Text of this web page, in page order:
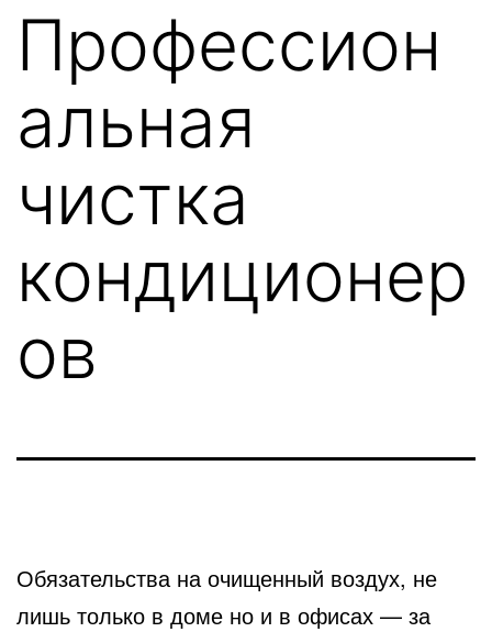
Профессион
альная
чистка
кондиционер
ов
Обязательства на очищенный воздух, не
лишь только в доме но и в офисах — за